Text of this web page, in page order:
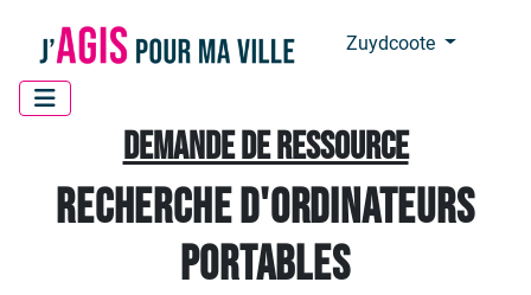
Zuydcoote
Demande de ressource
recherche d'ordinateurs
portables